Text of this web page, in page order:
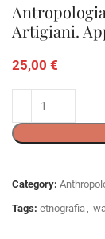
Artigiani.
25,00 €
Category:
Tags: etnografia,